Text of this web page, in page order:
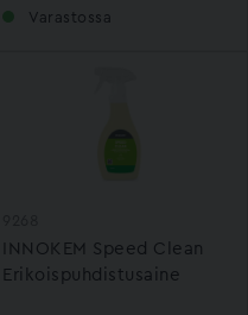
Varastossa
INNOKEM Speed Clean
Erikoispuhdistusaine